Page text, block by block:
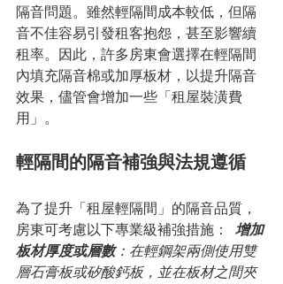
隔音問題。雖然輕隔間成本較低，但隔
音不佳容易引發租客抱怨，甚至影響續
租率。因此，許多房東會選擇在輕隔間
內填充隔音棉或加厚板材，以提升隔音
效果，儘管會增加一些「租屋裝潢費
用」。
輕隔間的隔音補強與法規遵循
為了提升「租屋輕隔間」的隔音品質，
房東可考慮以下專業級補強措施：
增加
板材厚度或層數：在輕鋼架兩側使用雙
層石膏板或矽酸鈣板，並在板材之間夾